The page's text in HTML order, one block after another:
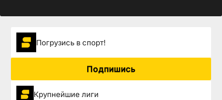
Погрузиcь в спорт!
Подпишись
Крупнейшие лиги